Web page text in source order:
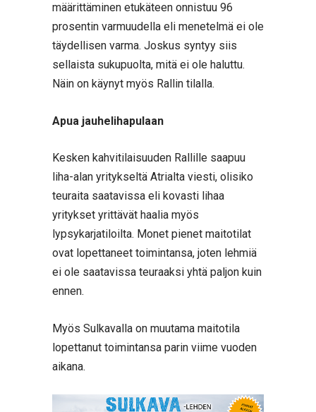
määrittäminen etukäteen onnistuu 96
prosentin varmuudella eli menetelmä ei ole
täydellisen varma. Joskus syntyy siis
sellaista sukupuolta, mitä ei ole haluttu.
Näin on käynyt myös Rallin tilalla.
Apua jauhelihapulaan
Kesken kahvitilaisuuden Rallille saapuu
liha-alan yritykseltä Atrialta viesti, olisiko
teuraita saatavissa eli kovasti lihaa
yritykset yrittävät haalia myös
lypsykarjatiloilta. Monet pienet maitotilat
ovat lopettaneet toimintansa, joten lehmiä
ei ole saatavissa teuraaksi yhtä paljon kuin
ennen.
Myös Sulkavalla on muutama maitotila
lopettanut toimintansa parin viime vuoden
aikana.